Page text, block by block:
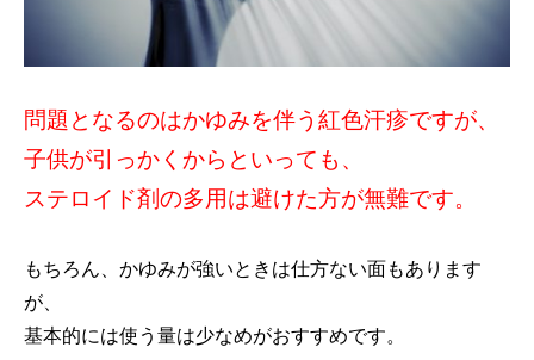
問題となるのはかゆみを伴う紅色汗疹ですが、
子供が引っかくからといっても、
ステロイド剤の多用は避けた方が無難です。
もちろん、かゆみが強いときは仕方ない面もあります
が、
基本的には使う量は少なめがおすすめです。